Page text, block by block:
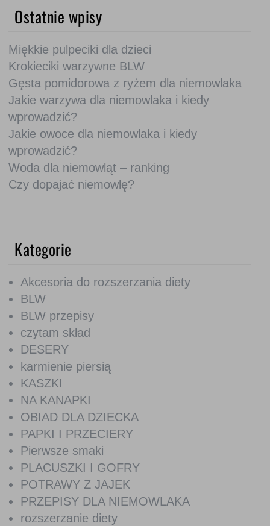
Ostatnie wpisy
Miękkie pulpeciki dla dzieci
Krokieciki warzywne BLW
Gęsta pomidorowa z ryżem dla niemowlaka
Jakie warzywa dla niemowlaka i kiedy
wprowadzić?
Jakie owoce dla niemowlaka i kiedy
wprowadzić?
Woda dla niemowląt – ranking
Czy dopajać niemowlę?
Kategorie
Akcesoria do rozszerzania diety
BLW
BLW przepisy
czytam skład
DESERY
karmienie piersią
KASZKI
NA KANAPKI
OBIAD DLA DZIECKA
PAPKI I PRZECIERY
Pierwsze smaki
PLACUSZKI I GOFRY
POTRAWY Z JAJEK
PRZEPISY DLA NIEMOWLAKA
rozszerzanie diety